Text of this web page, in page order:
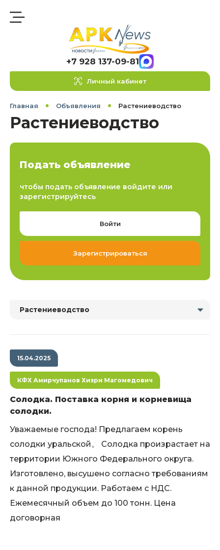
+7 928 137-09-81
Личный кабинет
Главная Объявления Растениеводство
Растениеводство
Подать объявление
чтобы подать объявление войдите или
зарегистрируйтесь
Войти
Зарегистрироваться
Растениеводство
15.04.2025
КФХ Амирчупанов Хизри Магомедович
Солодка. Поставка корня и корневища
солодки.
Уважаемые господа! Предлагаем корень
солодки уральской。 Солодка произрастает на
территории Южного Федерального округа.
Изготовлено, высушено согласно требованиям
к данной продукции. Работаем с НДС.
Ежемесячный объем до 100 тонн. Цена
договорная